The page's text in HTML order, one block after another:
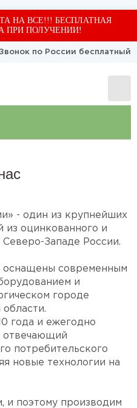
НА ВСЕ!!! БЕСПЛАТНАЯ
ПРИ ПОЛУЧЕНИИ!
по России бесплатный
- один из крупнейших
из оцинкованного и
Западе России.
оснащены современным
и
городе
года и ежегодно
отвечающий
потребительского
новые технологии на
и поэтому производим